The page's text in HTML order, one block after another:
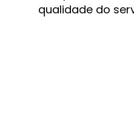
qualidade do